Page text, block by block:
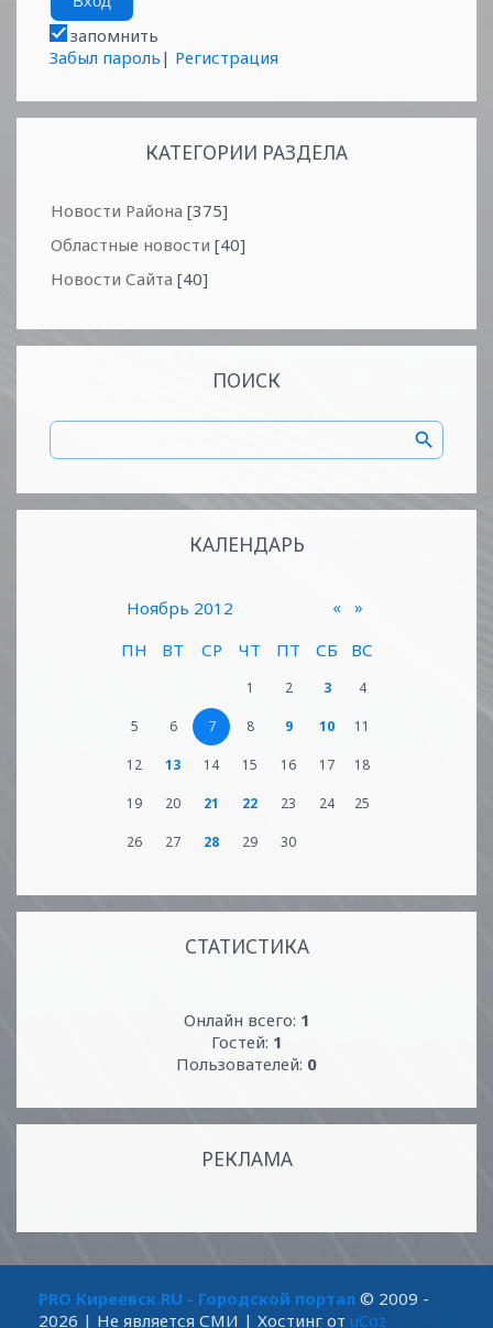
запомнить
Забыл пароль | Регистрация
КАТЕГОРИИ РАЗДЕЛА
Новости Района [375]
Областные новости [40]
Новости Сайта [40]
ПОИСК
КАЛЕНДАРЬ
«
Ноябрь 2012
»
ПН
ВТ СР ЧТ ПТ СБ ВС
1 2 3 4
5 6 7 8 9 10 11
12 13 14 15 16 17 18
19 20 21 22 23 24 25
26 27 28 29 30
СТАТИСТИКА
Онлайн всего: 1
Гостей: 1
Пользователей: 0
РЕКЛАМА
PRO Киреевск.RU - Городской портал © 2009 -
2026 | Не является СМИ | Хостинг от uCoz